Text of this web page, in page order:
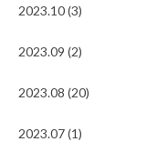
2023.10 (3)
2023.09 (2)
2023.08 (20)
2023.07 (1)